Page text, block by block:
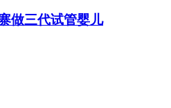
做三代试管婴儿